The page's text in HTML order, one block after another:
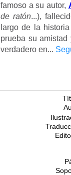
famoso a su autor,
de ratón...),
largo de la
prueba su
verdadero en...